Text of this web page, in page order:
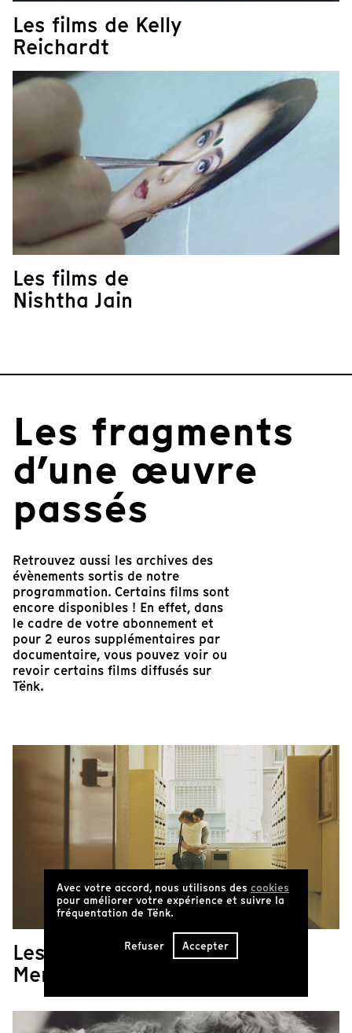
Les films de Kelly
Reichardt
Les films de
Nishtha Jain
Les fragments
d’une œuvre
passés
Retrouvez aussi les archives des
évènements sortis de notre
programmation. Certains films sont
encore disponibles ! En effet, dans
le cadre de votre abonnement et
pour 2 euros supplémentaires par
documentaire, vous pouvez voir ou
revoir certains films diffusés sur
Tënk.
Les films de Stéphane
Mercurio
Avec votre accord, nous utilisons des cookies
pour améliorer votre expérience et suivre la
fréquentation de Tënk.
Refuser Accepter